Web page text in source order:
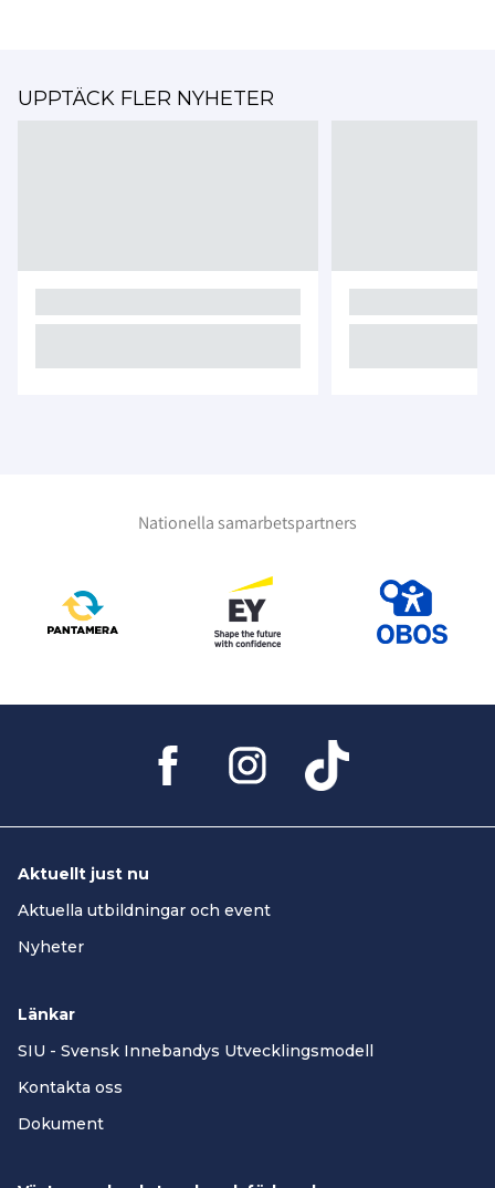
UPPTÄCK FLER NYHETER
Nationella samarbetspartners
Aktuellt just nu
Aktuella utbildningar och event
Nyheter
Länkar
SIU - Svensk Innebandys Utvecklingsmodell
Kontakta oss
Dokument